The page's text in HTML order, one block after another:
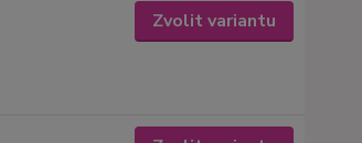
Zvolit variantu